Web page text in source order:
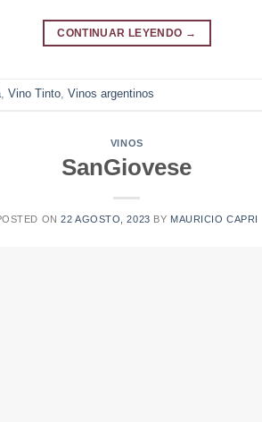
CONTINUAR LEYENDO →
Vino Tinto Vinos argentinos
VINOS
SanGiovese
ON22 AGOSTO, 2023 BY MAURICIO CAPRI